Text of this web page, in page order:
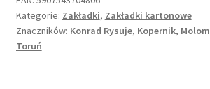
Kategorie: Zakładki, Zakładki kartonowe
Znaczników: Konrad Rysuje, Kopernik, Molom
Toruń